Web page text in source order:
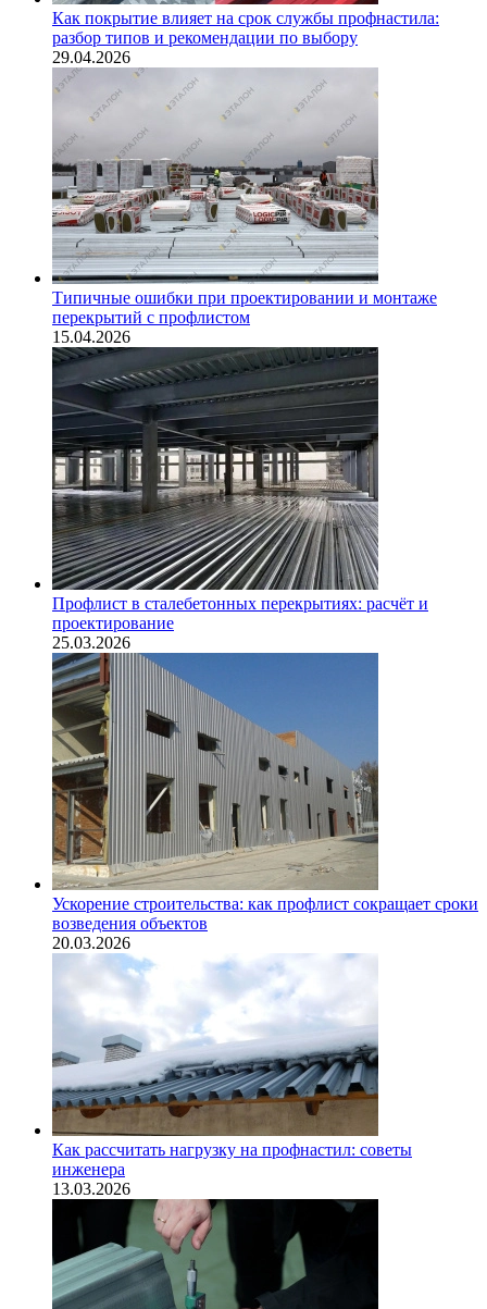
Как покрытие влияет на срок службы профнастила:
разбор типов и рекомендации по выбору
29.04.2026
Типичные ошибки при проектировании и монтаже
перекрытий с профлистом
15.04.2026
Профлист в сталебетонных перекрытиях: расчёт и
проектирование
25.03.2026
Ускорение строительства: как профлист сокращает сроки
возведения объектов
20.03.2026
Как рассчитать нагрузку на профнастил: советы
инженера
13.03.2026